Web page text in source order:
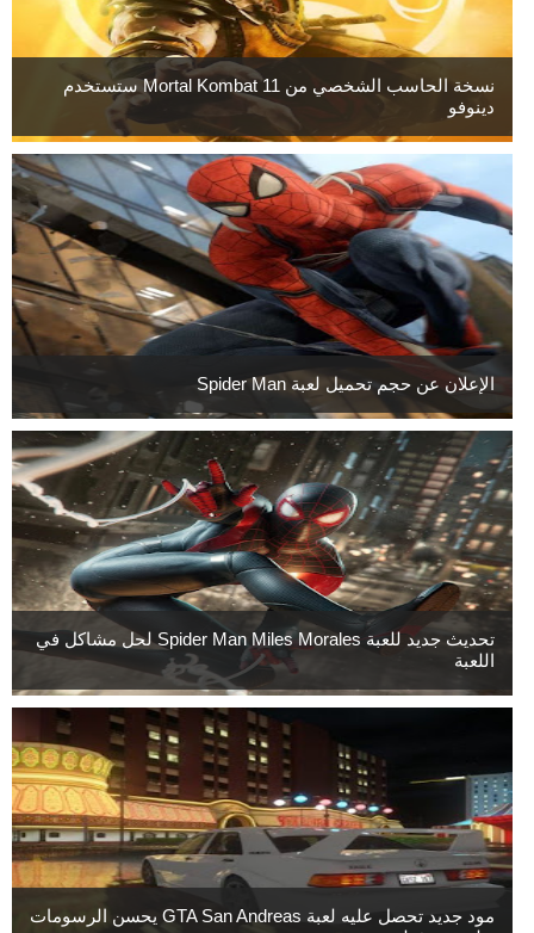
نسخة الحاسب الشخصي من Mortal Kombat 11 ستستخدم
دينوفو
الإعلان عن حجم تحميل لعبة Spider Man
تحديث جديد للعبة Spider Man Miles Morales لحل مشاكل في
اللعبة
مود جديد تحصل عليه لعبة GTA San Andreas يحسن الرسومات